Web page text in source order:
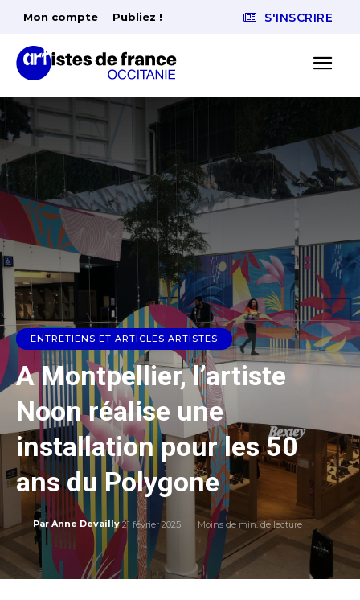
Mon compte Publiez ! S'INSCRIRE
ENTRETIENS ET ARTICLES ARTISTES
A Montpellier, l’artiste
Noon réalise une
installation pour les 50
ans du Polygone
Par Anne Devailly 21 février 2025 Moins de min. de lecture